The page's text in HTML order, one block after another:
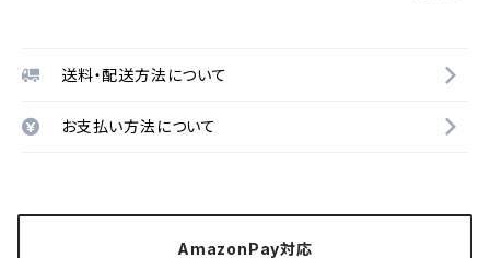
送料・配送方法について
お支払い方法について
AmazonPay対応